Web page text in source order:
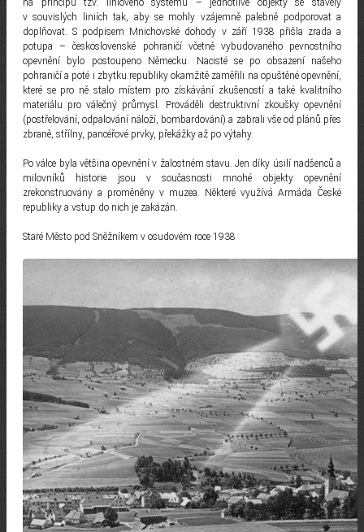
na principu tzv. liniového systému – jednotlivé objekty se stavěly
v souvislých liniích tak, aby se mohly vzájemně palebně podporovat a
doplňovat. S podpisem Mnichovské dohody v září 1938 přišla zrada a
potupa – československé pohraničí včetně vybudovaného pevnostního
opevnění bylo postoupeno Německu. Nacisté se po obsazení našeho
pohraničí a poté i zbytku republiky okamžitě zaměřili na opuštěné opevnění,
které se pro ně stalo místem pro získávání zkušeností a také kvalitního
materiálu pro válečný průmysl. Prováděli destruktivní zkoušky opevnění
(postřelování, odpalování náloží, bombardování) a zabrali vše od plánů přes
zbraně, střílny, pancéřové prvky, překážky až po výtahy.
Po válce byla většina opevnění v žalostném stavu. Jen díky úsilí nadšenců a
milovníků historie jsou v současnosti mnohé objekty opevnění
zrekonstruovány a proměněny v muzea. Některé využívá Armáda České
republiky a vstup do nich je zakázán.
Staré Město pod Sněžníkem v osudovém roce 1938